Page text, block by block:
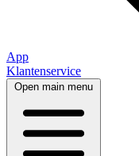
App
Klantenservice
Open main menu